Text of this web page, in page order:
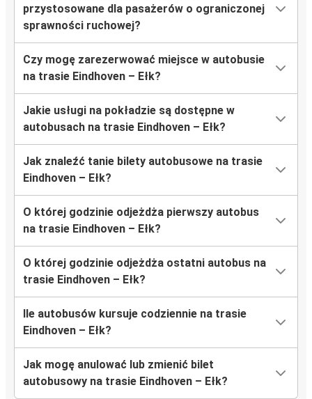
przystosowane dla pasażerów o ograniczonej
sprawności ruchowej?
Czy mogę zarezerwować miejsce w autobusie
na trasie Eindhoven – Ełk?
Jakie usługi na pokładzie są dostępne w
autobusach na trasie Eindhoven – Ełk?
Jak znaleźć tanie bilety autobusowe na trasie
Eindhoven – Ełk?
O której godzinie odjeżdża pierwszy autobus
na trasie Eindhoven – Ełk?
O której godzinie odjeżdża ostatni autobus na
trasie Eindhoven – Ełk?
Ile autobusów kursuje codziennie na trasie
Eindhoven – Ełk?
Jak mogę anulować lub zmienić bilet
autobusowy na trasie Eindhoven – Ełk?